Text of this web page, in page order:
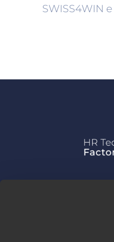
SWISS4WIN